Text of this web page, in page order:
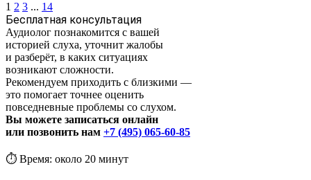
1 2 3 ... 14
Бесплатная консультация
Аудиолог познакомится с вашей
историей слуха, уточнит жалобы
и разберёт, в каких ситуациях
возникают сложности.
Рекомендуем приходить с близкими —
это помогает точнее оценить
повседневные проблемы со слухом.
Вы можете записаться онлайн
или позвонить нам +7 (495) 065-60-85
⏱️ Время: около 20 минут